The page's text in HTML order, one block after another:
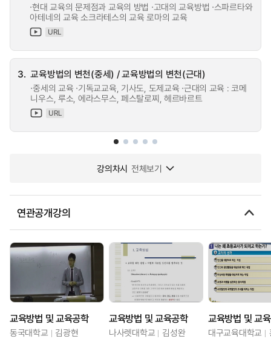
∙현대 교육의 문제점과 교육의 방법 ∙고대의 교육방법 ∙스파르타와
아테네의 교육 소크라테스의 교육 로마의 교육
URL
3. 교육방법의 변천(중세) / 교육방법의 변천(근대)
∙중세의 교육 ∙기독교교육, 기사도, 도제교육 ∙근대의 교육 : 코메
니우스, 루소, 에라스무스, 페스탈로찌, 헤르바르트
URL
강의차시 전체보기
연관공개강의
교육방법 및 교육공학
동국대학교 김광현
교육방법 및 교육공학
나사렛대학교 김성완
교육방법 및 교
대구교육대학교